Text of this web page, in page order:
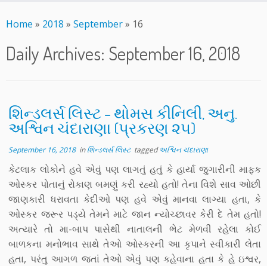
toHome » 2018 » September» 16
Daily Archives: September 16, 2018
શિન્ડલર્સ લિસ્ટ – થોમસ કીનિલી, અનુ.
અશ્વિન ચંદારાણા (પ્રકરણ ૨૫)
September 16, 2018inશિન્ડલર્સ લિસ્ટ taggedઅશ્વિન ચંદારાણા
કેટલાક લોકોને હવે એવું પણ લાગતું હતું કે હાર્યા જુગારીની માફક
ઓસ્કર પોતાનું રોકાણ બમણું કરી રહ્યો હતો! તેના વિશે સાવ ઓછી
જાણકારી ધરાવતા કેદીઓ પણ હવે એવું માનવા લાગ્યા હતા, કે
ઓસ્કર જરૂર પડ્યે તેમને માટે જાન ન્યોચ્છાવર કેરી દે તેમ હતો!
અત્યારે તો મા-બાપ પાસેથી નાતાલની ભેટ મેળવી રહેલા કોઈ
બાળકના મનોભાવ સાથે તેઓ ઓસ્કરની આ કૃપાને સ્વીકારી લેતા
હતા, પરંતુ આગળ જતાં તેઓ એવું પણ કહેવાના હતા કે હે ઇશ્વર,